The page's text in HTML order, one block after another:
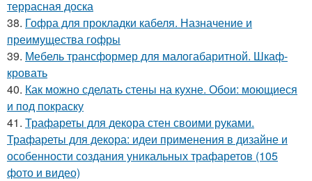
террасная доска
38. Гофра для прокладки кабеля. Назначение и
преимущества гофры
39. Мебель трансформер для малогабаритной. Шкаф-
кровать
40. Как можно сделать стены на кухне. Обои: моющиеся
и под покраску
41. Трафареты для декора стен своими руками.
Трафареты для декора: идеи применения в дизайне и
особенности создания уникальных трафаретов (105
фото и видео)